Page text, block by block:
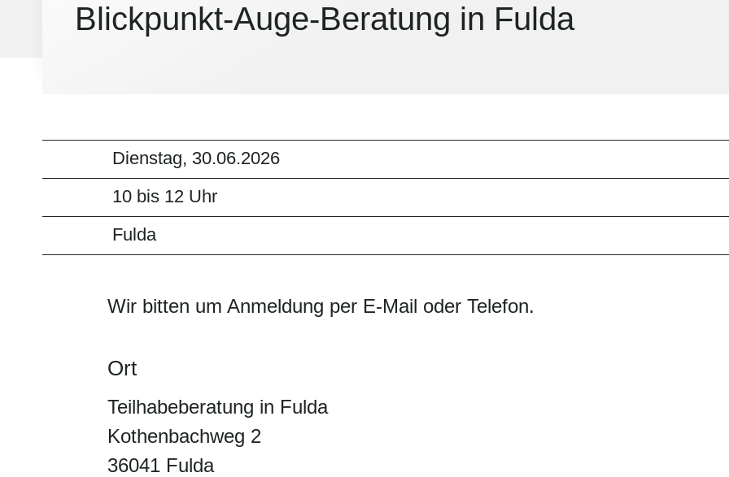
Blickpunkt-Auge-Beratung in Fulda
Dienstag, 30.06.2026
10 bis 12 Uhr
Fulda
Wir bitten um Anmeldung per E-Mail oder Telefon.
Ort
Teilhabeberatung in Fulda
Kothenbachweg 2
36041 Fulda